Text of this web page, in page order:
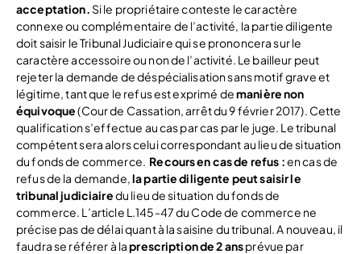
acceptation. Si le propriétaire conteste le caractère
connexe ou complémentaire de l’activité, la partie diligente
doit saisir le Tribunal Judiciaire qui se prononcera sur le
caractère accessoire ou non de l’activité. Le bailleur peut
rejeter la demande de déspécialisation sans motif grave et
légitime, tant que le refus est exprimé demanière non
équivoque(Cour de Cassation, arrêt du 9 février 2017). Cette
qualification s’effectue au cas par cas par le juge. Le tribunal
compétent sera alors celui correspondant au lieu de situation
du fonds de commerce. Recours en cas de refus :en cas de
refus de la demande,la partie diligente peut saisir le
tribunal judiciairedu lieu de situation du fonds de
commerce. L’article L.145-47 du Code de commerce ne
précise pas de délai quant à la saisine du tribunal. A nouveau, il
faudra se référer à laprescription de 2 ansprévue par